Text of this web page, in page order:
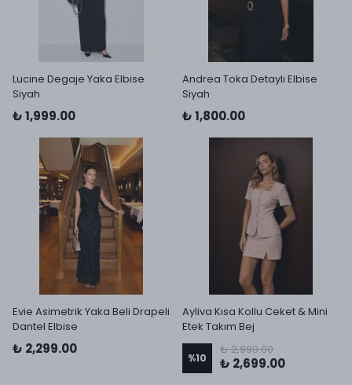
Lucine Degaje Yaka Elbise
Siyah
₺ 1,999.00
Andrea Toka Detaylı Elbise
Siyah
₺ 1,800.00
Evie Asimetrik Yaka Beli Drapeli
Dantel Elbise
₺ 2,299.00
Ayliva Kısa Kollu Ceket & Mini
Etek Takım Bej
%10
₺ 2,990.00
₺ 2,699.00